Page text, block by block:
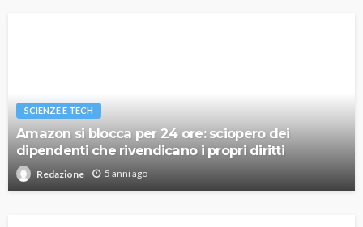
SCIENZE E TECH
Amazon si blocca per 24 ore: sciopero dei
dipendenti che rivendicano i propri diritti
Redazione 5 anni ago